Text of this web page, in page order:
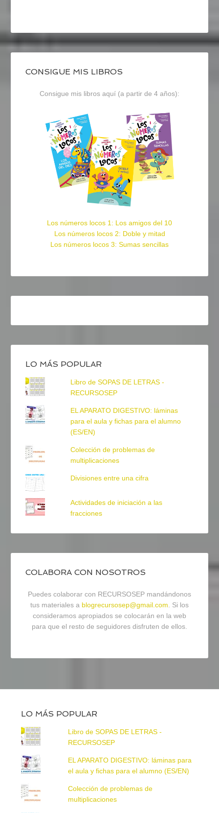
CONSIGUE MIS LIBROS
Consigue mis libros aquí (a partir de 4 años):
Los números locos 1: Los amigos del 10
Los números locos 2: Doble y mitad
Los números locos 3: Sumas sencillas
LO MÁS POPULAR
Libro de SOPAS DE LETRAS -
RECURSOSEP
EL APARATO DIGESTIVO: láminas
para el aula y fichas para el alumno
(ES/EN)
Colección de problemas de
multiplicaciones
Divisiones entre una cifra
Actividades de iniciación a las
fracciones
COLABORA CON NOSOTROS
Puedes colaborar con RECURSOSEP mandándonos
tus materiales a blogrecursosep@gmail.com. Si los
consideramos apropiados se colocarán en la web
para que el resto de seguidores disfruten de ellos.
LO MÁS POPULAR
Libro de SOPAS DE LETRAS -
RECURSOSEP
EL APARATO DIGESTIVO: láminas para
el aula y fichas para el alumno (ES/EN)
Colección de problemas de
multiplicaciones